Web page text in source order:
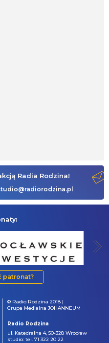
Radia Rodzina!
patronat?
© Radio Rodzina 2018 |
Grupa Medialna JOHANNEUM
Radio Rodzina
ul. Katedralna 4, 50-328 Wrocław
studio: tel. 71 322 20 22